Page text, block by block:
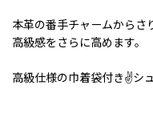
本革の番手チャームからさ
高級感をさらに高めます。
高級仕様の巾着袋付き✌シ